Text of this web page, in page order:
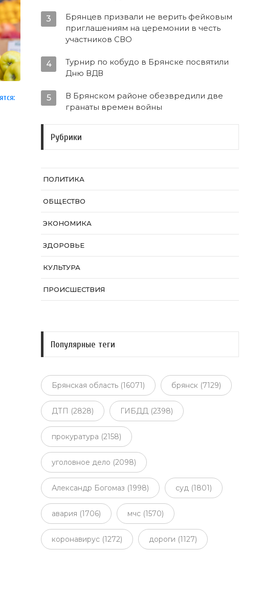
3
Брянцев призвали не верить фейковым
приглашениям на церемонии в честь
участников СВО
4
Турнир по кобудо в Брянске посвятили
Дню ВДВ
5
В Брянском районе обезвредили две
гранаты времен войны
Рубрики
ПОЛИТИКА
ОБЩЕСТВО
ЭКОНОМИКА
ЗДОРОВЬЕ
КУЛЬТУРА
ПРОИСШЕСТВИЯ
Популярные теги
Брянская область (16071) брянск (7129)
ДТП (2828) ГИБДД (2398)
прокуратура (2158)
уголовное дело (2098)
Александр Богомаз (1998) суд (1801)
авария (1706) мчс (1570)
коронавирус (1272) дороги (1127)